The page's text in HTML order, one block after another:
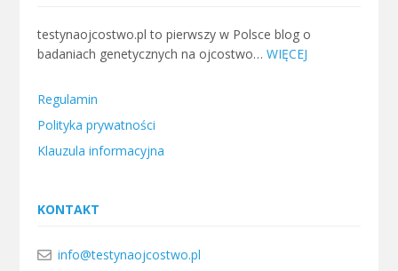
testynaojcostwo.pl to pierwszy w Polsce blog o
badaniach genetycznych na ojcostwo…WIĘCEJ
Regulamin
Polityka prywatności
Klauzula informacyjna
KONTAKT
info@testynaojcostwo.pl